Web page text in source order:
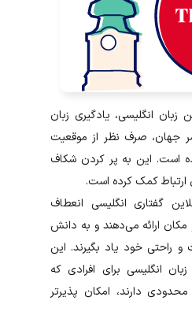
زبان انگلیسی، یادگیری زبان
جهان، صرف نظر از موقعیت
است. این به پر کردن شکاف
ارتباط کمک کرده است.
گفتاری انگلیسی انعطاف
ارائه می‌دهند و به دانش
راحتی خود یاد بگیرند. این
انگلیسی برای افرادی که
دارند، امکان پذیرتر